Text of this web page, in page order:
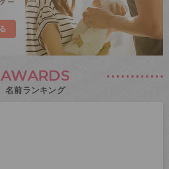
AWARDS
名前ランキング